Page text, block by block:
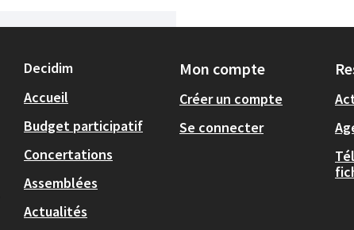
Decidim
Accueil
Budget participatif
Concertations
Assemblées
Actualités
Mon compte
Créer un compte
Se connecter